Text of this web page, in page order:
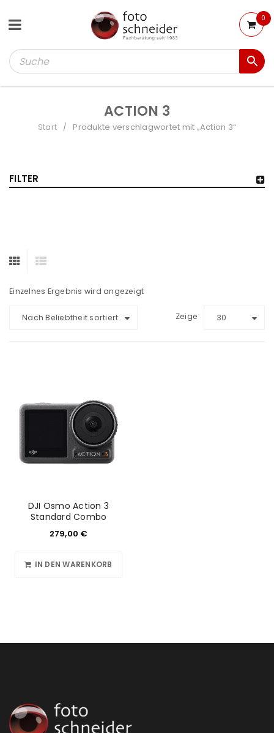
0
ACTION 3
Start / Produkte verschlagwortet mit „Action 3“
FILTER
Einzelnes Ergebnis wird angezeigt
Nach Beliebtheit sortiert Zeige 30
DJI Osmo Action 3
Standard Combo
279,00 €
IN DEN WARENKORB